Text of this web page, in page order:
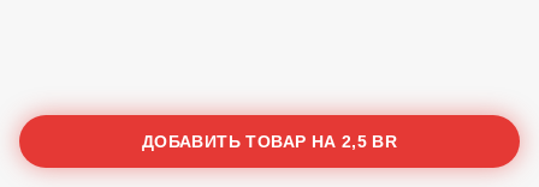
ДОБАВИТЬ ТОВАР НА 2,5 BR